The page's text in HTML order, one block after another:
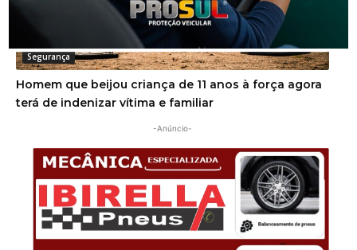
Segurança
Homem que beijou criança de 11 anos à força agora
terá de indenizar vítima e familiar
-Anúncio-